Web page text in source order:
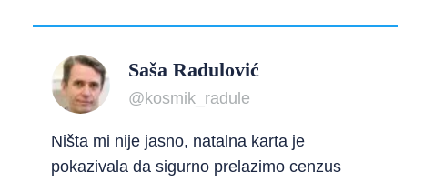
Saša Radulović
@kosmik_radule
Ništa mi nije jasno, natalna karta je
pokazivala da sigurno prelazimo cenzus